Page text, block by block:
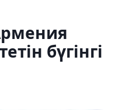
бүгінгі